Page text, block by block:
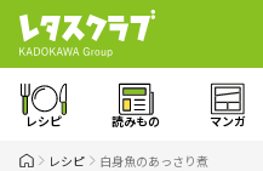
レシピ 読みもの マンガ
レシピ 白身魚のあっさり煮